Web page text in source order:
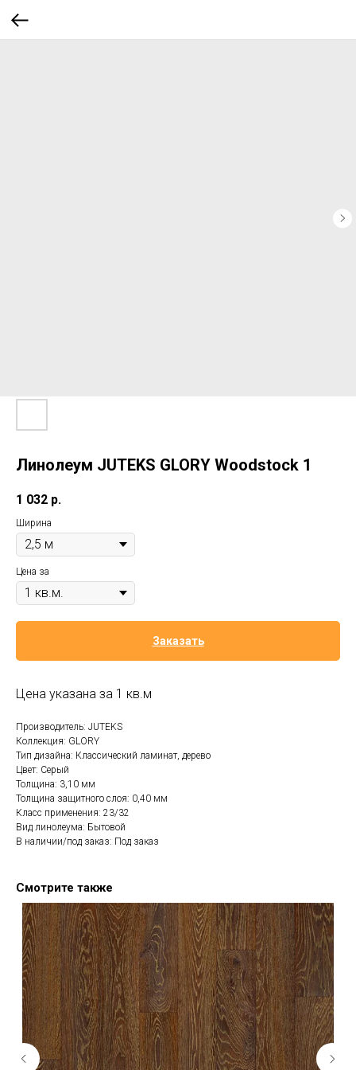
Линолеум JUTEKS GLORY Woodstock 1
1 032 р.
Ширина
Цена за
Заказать
Цена указана за 1 кв.м
Производитель: JUTEKS
Коллекция: GLORY
Тип дизайна: Классический ламинат, дерево
Цвет: Серый
Толщина: 3,10 мм
Толщина защитного слоя: 0,40 мм
Класс применения: 23/32
Вид линолеума: Бытовой
В наличии/под заказ: Под заказ
Смотрите также